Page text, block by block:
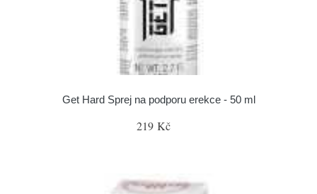
Get Hard Sprej na podporu erekce - 50 ml
219 Kč